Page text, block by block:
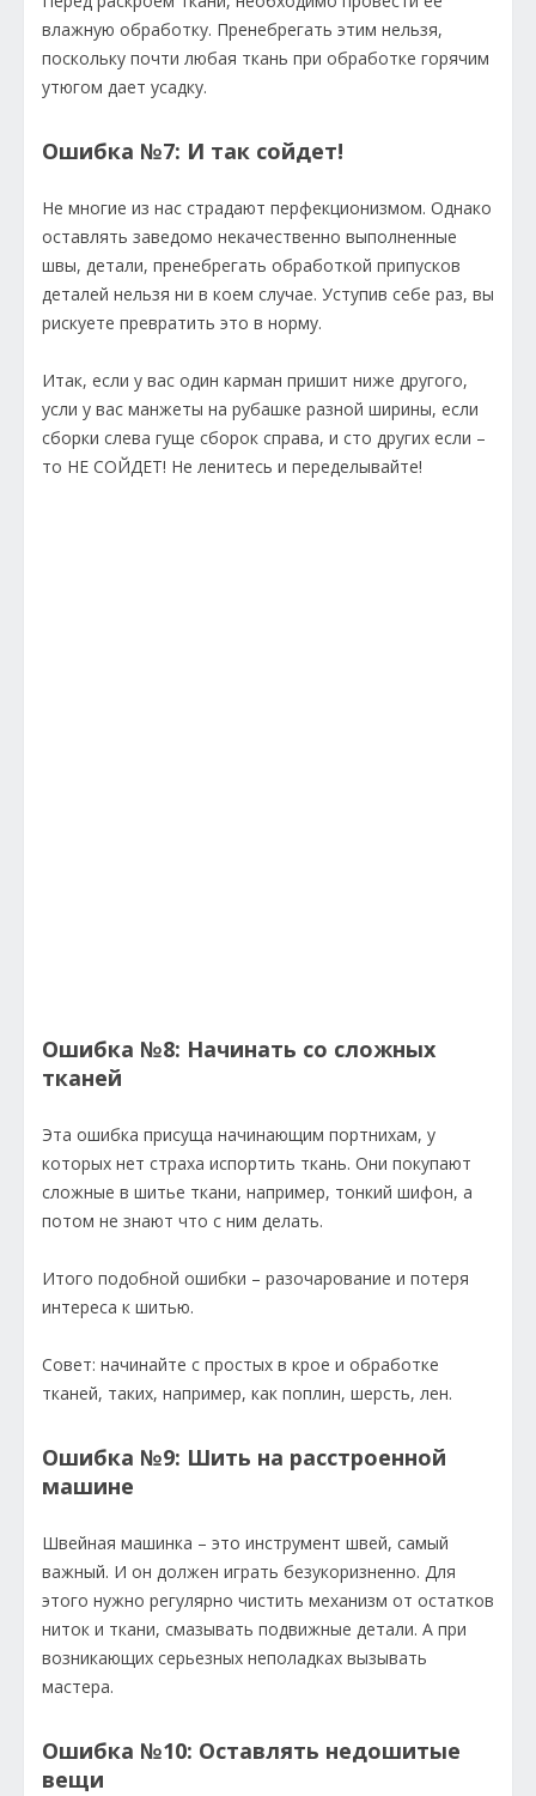
влажную обработку. Пренебрегать этим нельзя,
поскольку почти любая ткань при обработке горячим
утюгом дает усадку.
Ошибка №7: И так сойдет!
Не многие из нас страдают перфекционизмом. Однако
оставлять заведомо некачественно выполненные
швы, детали, пренебрегать обработкой припусков
деталей нельзя ни в коем случае. Уступив себе раз, вы
рискуете превратить это в норму.
Итак, если у вас один карман пришит ниже другого,
усли у вас манжеты на рубашке разной ширины, если
сборки слева гуще сборок справа, и сто других если –
то НЕ СОЙДЕТ! Не ленитесь и переделывайте!
Ошибка №8: Начинать со сложных
тканей
Эта ошибка присуща начинающим портнихам, у
которых нет страха испортить ткань. Они покупают
сложные в шитье ткани, например, тонкий шифон, а
потом не знают что с ним делать.
Итого подобной ошибки – разочарование и потеря
интереса к шитью.
Совет: начинайте с простых в крое и обработке
тканей, таких, например, как поплин, шерсть, лен.
Ошибка №9: Шить на расстроенной
машине
Швейная машинка – это инструмент швей, самый
важный. И он должен играть безукоризненно. Для
этого нужно регулярно чистить механизм от остатков
ниток и ткани, смазывать подвижные детали. А при
возникающих серьезных неполадках вызывать
мастера.
Ошибка №10: Оставлять недошитые
вещи